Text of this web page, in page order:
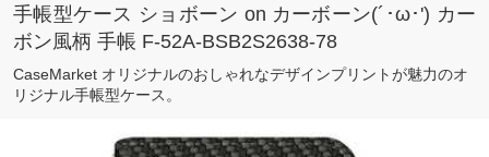
手帳型ケース ショボーン on カーボーン(´･ω･') カー
ボン風柄 手帳 F-52A-BSB2S2638-78
CaseMarket オリジナルのおしゃれなデザインプリントが魅力のオ
リジナル手帳型ケース。